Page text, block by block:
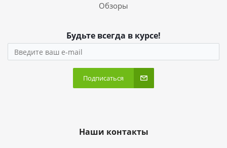
Обзоры
Будьте всегда в курсе!
Подписаться
Наши контакты